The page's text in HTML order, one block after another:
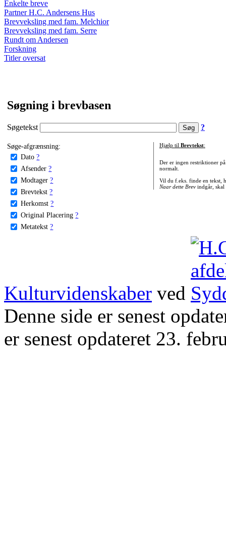
Enkelte breve
Partner H.C. Andersens Hus
Brevveksling med fam. Melchior
Brevveksling med fam. Serre
Rundt om Andersen
Forskning
Titler oversat
Søgning i brevbasen
Søgetekst ?
Søge-afgrænsning:
Dato ?
Afsender ?
Modtager ?
Brevtekst ?
Herkomst ?
Original Placering ?
Metatekst ?
Hjælp til Brevtekst:
Der er ingen restriktioner
normalt.
Vil du f.eks. finde en tekst,
Naar dette Brevindgår, skal
Kulturvidenskaber ved
Denne side er senest
er senest opdateret 23.